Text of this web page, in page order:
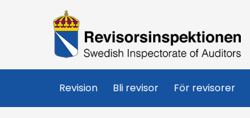
R
e
v
Revision Bli revisor För revisorer